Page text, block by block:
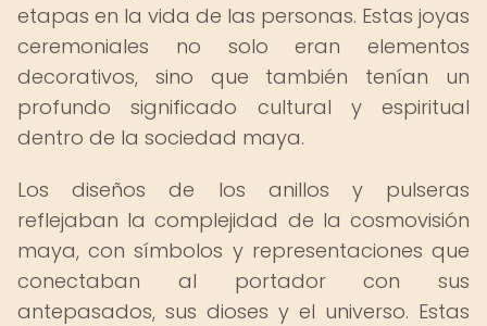
etapas en la vida de las personas. Estas joyas
ceremoniales no solo eran elementos
decorativos, sino que también tenían un
profundo significado cultural y espiritual
dentro de la sociedad maya.
Los diseños de los anillos y pulseras
reflejaban la complejidad de la cosmovisión
maya, con símbolos y representaciones que
conectaban al portador con sus
antepasados, sus dioses y el universo. Estas